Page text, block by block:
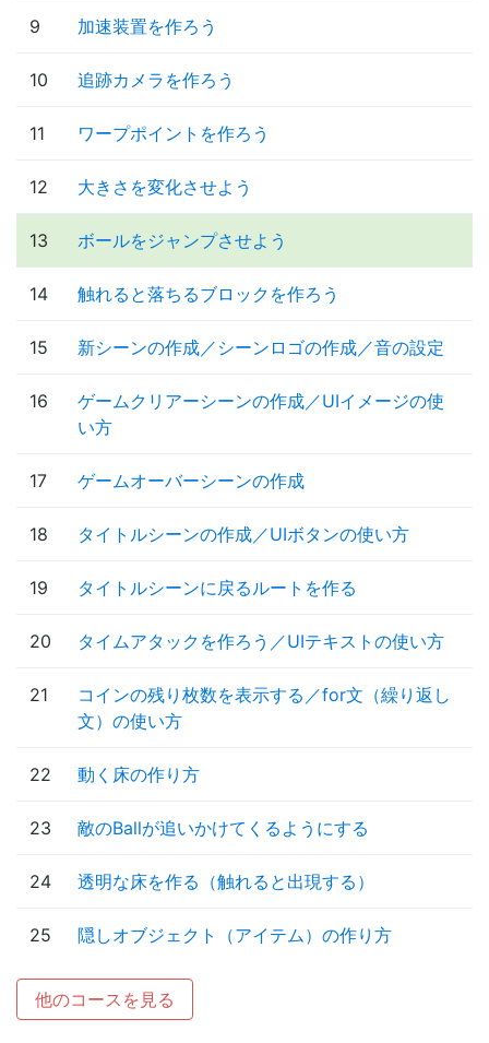
9 加速装置を作ろう
10 追跡カメラを作ろう
11 ワープポイントを作ろう
12 大きさを変化させよう
13 ボールをジャンプさせよう
14 触れると落ちるブロックを作ろう
15 新シーンの作成／シーンロゴの作成／音の設定
16
ゲームクリアーシーンの作成／UIイメージの使
い方
17 ゲームオーバーシーンの作成
18 タイトルシーンの作成／UIボタンの使い方
19 タイトルシーンに戻るルートを作る
20 タイムアタックを作ろう／UIテキストの使い方
21
コインの残り枚数を表示する／for文（繰り返し
文）の使い方
22 動く床の作り方
23 敵のBallが追いかけてくるようにする
24 透明な床を作る（触れると出現する）
25 隠しオブジェクト（アイテム）の作り方
他のコースを見る